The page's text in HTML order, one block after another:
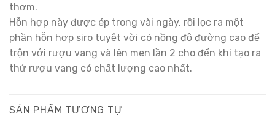
thơm.
Hỗn hợp này được ép trong vài ngày, rồi lọc ra một
phần hỗn hợp siro tuyệt vời có nồng độ đường cao để
trộn với rượu vang và lên men lần 2 cho đến khi tạo ra
thứ rượu vang có chất lượng cao nhất.
SẢN PHẨM TƯƠNG TỰ